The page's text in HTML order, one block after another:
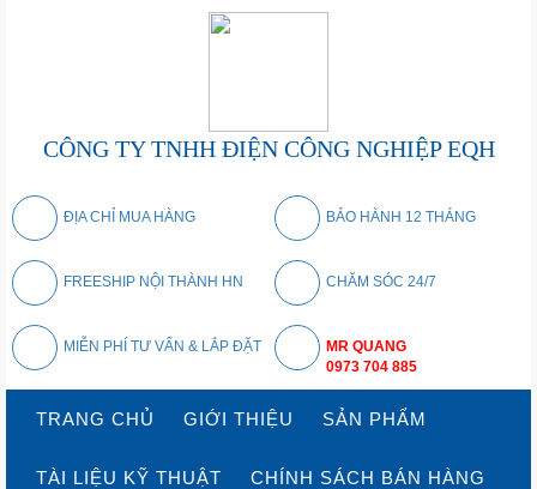
CÔNG TY TNHH ĐIỆN CÔNG NGHIỆP EQH
ĐỊA CHỈ MUA HÀNG BẢO HÀNH 12 THÁNG
FREESHIP NỘI THÀNH HN CHĂM SÓC 24/7
MIỄN PHÍ TƯ VẤN & LẮP ĐẶT
MR QUANG
0973 704 885
TRANG CHỦ GIỚI THIỆU SẢN PHẨM
TÀI LIỆU KỸ THUẬT CHÍNH SÁCH BÁN HÀNG